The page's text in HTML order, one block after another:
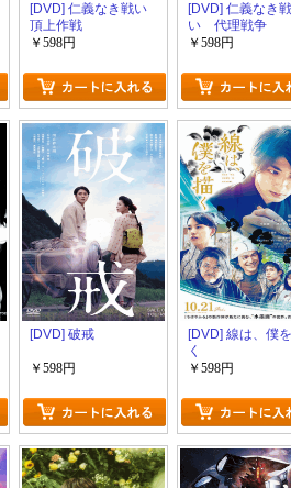
[DVD] 仁義なき戦い
頂上作戦
￥598円
[DVD] 仁義なき戦
い 代理戦争
￥598円
[DVD] 破戒
￥598円
[DVD] 線は、僕
く
￥598円